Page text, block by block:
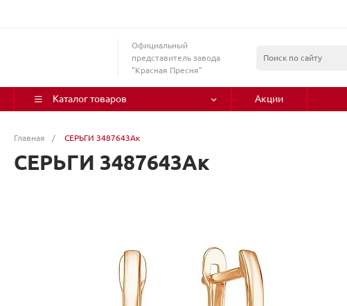
Официальный
представитель завода
"Красная Пресня"
Каталог товаров Акции
Главная / СЕРЬГИ 3487643Ак
СЕРЬГИ 3487643Ак